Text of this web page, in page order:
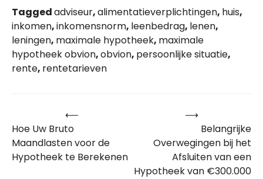
Taggedadviseur,alimentatieverplichtingen, huis,
inkomen,inkomensnorm, leenbedrag, lenen,
leningen, maximale hypotheek, maximale
hypotheek obvion,obvion, persoonlijke situatie,
rente, rentetarieven
navigatie
⟵
Hoe Uw Bruto
Maandlasten voor de
Hypotheek te Berekenen
Belangrijke
Overwegingen bij het
Afsluiten van een
Hypotheek van €300.000
⟶